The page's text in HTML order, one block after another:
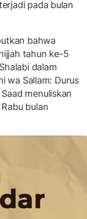
pada bulan
bahwa
tahun ke-5
dalam
wa Sallam: Durus
menuliskan
bulan